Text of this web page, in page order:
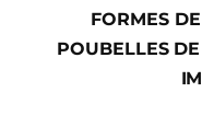
FORMES
POUBELLES